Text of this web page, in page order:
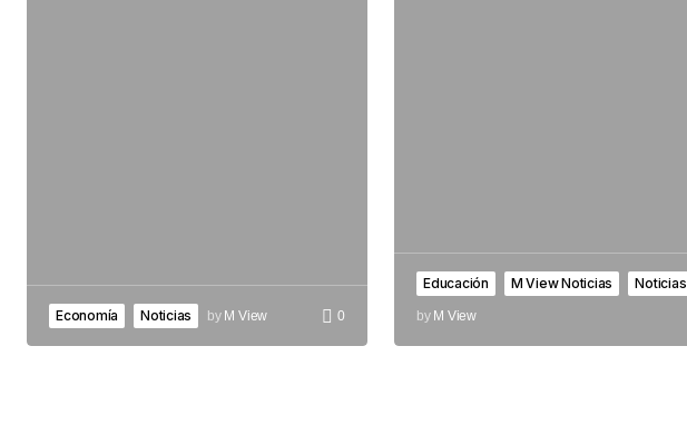
Economía Noticias by M View 0
Educación M View Noticias Noticias
by M View